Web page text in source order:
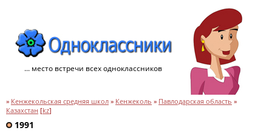
... место встречи всех одноклассников
» Кенжекольская средняя школ » Кенжеколь » Павлодарская область »
Казахстан [kz]
1991